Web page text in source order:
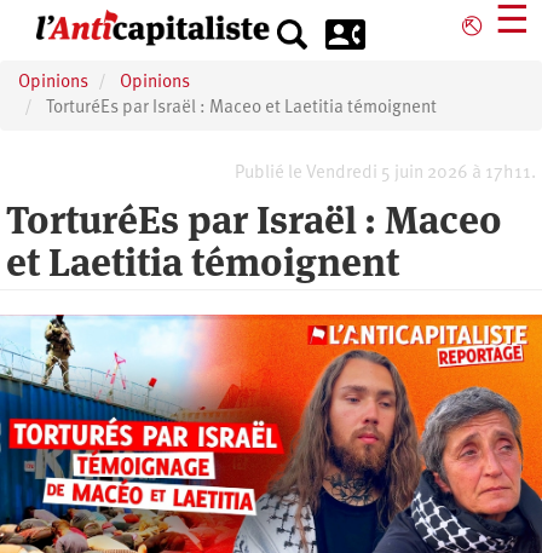
principal
⎋ ☰
Opinions
Opinions
TorturéEs par Israël : Maceo et Laetitia témoignent
Publié le Vendredi 5 juin 2026 à 17h11.
TorturéEs par Israël : Maceo
et Laetitia témoignent